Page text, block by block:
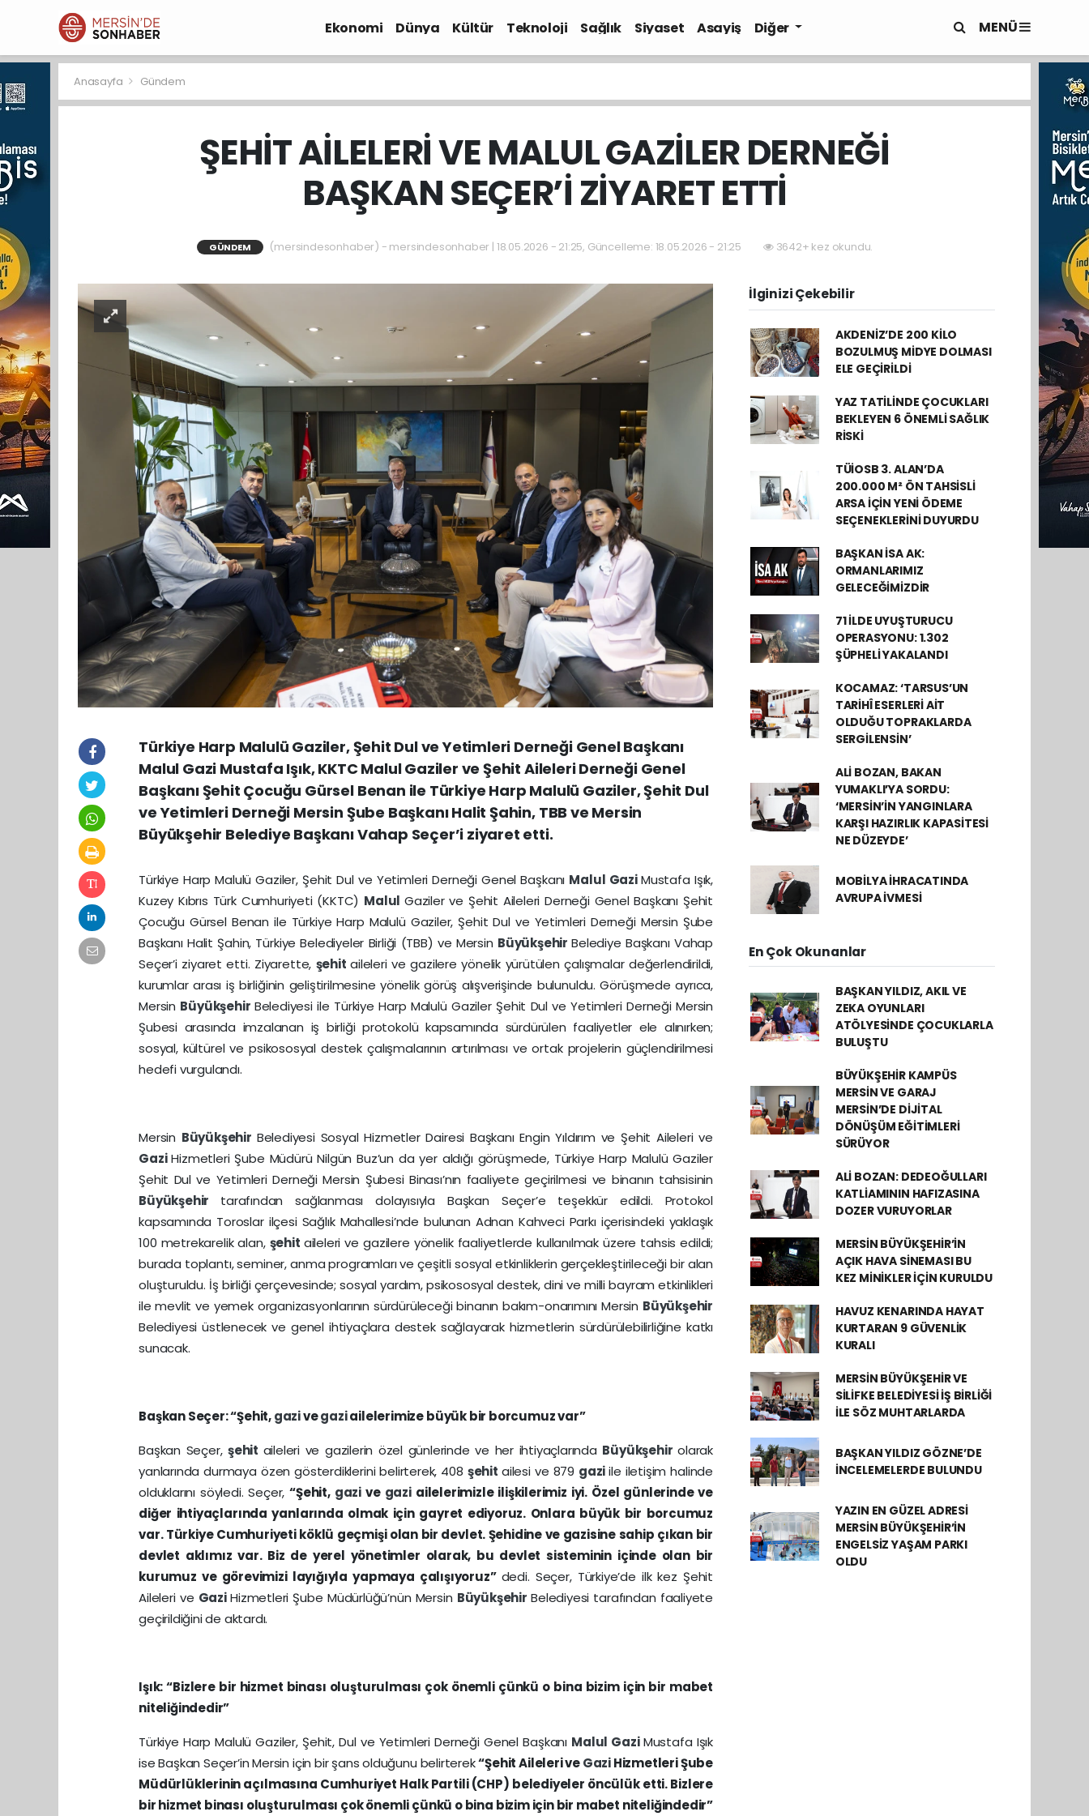
Ekonomi Dünya Kültür Teknoloji Sağlık Siyaset Asayiş Diğer MENÜ
Anasayfa Gündem
ŞEHİT AİLELERİ VE MALUL GAZİLER DERNEĞİ
BAŞKAN SEÇER’İ ZİYARET ETTİ
GÜNDEM (mersindesonhaber) - mersindesonhaber | 18.05.2026 - 21:25, Güncelleme: 18.05.2026 - 21:25 3642+ kez okundu.
Türkiye Harp Malulü Gaziler, Şehit Dul ve Yetimleri Derneği Genel Başkanı
Malul Gazi Mustafa Işık, KKTC Malul Gaziler ve Şehit Aileleri Derneği Genel
Başkanı Şehit Çocuğu Gürsel Benan ile Türkiye Harp Malulü Gaziler, Şehit Dul
ve Yetimleri Derneği Mersin Şube Başkanı Halit Şahin, TBB ve Mersin
Büyükşehir Belediye Başkanı Vahap Seçer’i ziyaret etti.
Türkiye Harp Malulü Gaziler, Şehit Dul ve Yetimleri Derneği Genel Başkanı Malul GaziMustafa Işık,
Kuzey Kıbrıs Türk Cumhuriyeti (KKTC) Malul Gaziler ve Şehit Aileleri Derneği Genel Başkanı Şehit
Çocuğu Gürsel Benan ile Türkiye Harp Malulü Gaziler, Şehit Dul ve Yetimleri Derneği Mersin Şube
Başkanı Halit Şahin, Türkiye Belediyeler Birliği (TBB) ve Mersin BüyükşehirBelediye Başkanı Vahap
Seçer’i ziyaret etti. Ziyarette, şehitaileleri ve gazilere yönelik yürütülen çalışmalar değerlendirildi,
kurumlar arası iş birliğinin geliştirilmesine yönelik görüş alışverişinde bulunuldu. Görüşmede ayrıca,
Mersin Büyükşehir Belediyesi ile Türkiye Harp Malulü Gaziler Şehit Dul ve Yetimleri Derneği Mersin
Şubesi arasında imzalanan iş birliği protokolü kapsamında sürdürülen faaliyetler ele alınırken;
sosyal, kültürel ve psikososyal destek çalışmalarının artırılması ve ortak projelerin güçlendirilmesi
hedefi vurgulandı.
Mersin Büyükşehir Belediyesi Sosyal Hizmetler Dairesi Başkanı Engin Yıldırım ve Şehit Aileleri ve
GaziHizmetleri Şube Müdürü Nilgün Buz’un da yer aldığı görüşmede, Türkiye Harp Malulü Gaziler
Şehit Dul ve Yetimleri Derneği Mersin Şubesi Binası’nın faaliyete geçirilmesi ve binanın tahsisinin
Büyükşehir tarafından sağlanması dolayısıyla Başkan Seçer’e teşekkür edildi. Protokol
kapsamında Toroslar ilçesi Sağlık Mahallesi’nde bulunan Adnan Kahveci Parkı içerisindeki yaklaşık
100 metrekarelik alan, şehit aileleri ve gazilere yönelik faaliyetlerde kullanılmak üzere tahsis edildi;
burada toplantı, seminer, anma programları ve çeşitli sosyal etkinliklerin gerçekleştirileceği bir alan
oluşturuldu. İş birliği çerçevesinde; sosyal yardım, psikososyal destek, dini ve milli bayram etkinlikleri
ile mevlit ve yemek organizasyonlarının sürdürüleceği binanın bakım-onarımını Mersin Büyükşehir
Belediyesi üstlenecek ve genel ihtiyaçlara destek sağlayarak hizmetlerin sürdürülebilirliğine katkı
sunacak.
Başkan Seçer: “Şehit,gazivegaziailelerimize büyük bir borcumuz var”
Başkan Seçer, şehit aileleri ve gazilerin özel günlerinde ve her ihtiyaçlarında Büyükşehirolarak
yanlarında durmaya özen gösterdiklerini belirterek, 408 şehit ailesi ve 879 gaziile iletişim halinde
olduklarını söyledi. Seçer,“Şehit, gazive gazi ailelerimizle ilişkilerimiz iyi. Özel günlerinde ve
diğer ihtiyaçlarında yanlarında olmak için gayret ediyoruz. Onlara büyük bir borcumuz
var. Türkiye Cumhuriyeti köklü geçmişi olan bir devlet. Şehidine ve gazisine sahip çıkan bir
devlet aklımız var. Biz de yerel yönetimler olarak, bu devlet sisteminin içinde olan bir
kurumuz ve görevimizi layığıyla yapmaya çalışıyoruz” dedi. Seçer, Türkiye’de ilk kez Şehit
Aileleri ve GaziHizmetleri Şube Müdürlüğü’nün Mersin BüyükşehirBelediyesi tarafından faaliyete
geçirildiğini de aktardı.
Işık: “Bizlere bir hizmet binası oluşturulması çok önemli çünkü o bina bizim için bir mabet
niteliğindedir”
Türkiye Harp Malulü Gaziler, Şehit, Dul ve Yetimleri Derneği Genel Başkanı Malul GaziMustafa Işık
ise Başkan Seçer’in Mersin için bir şans olduğunu belirterek“Şehit Aileleri veGaziHizmetleri Şube
Müdürlüklerinin açılmasına Cumhuriyet Halk Partili (CHP) belediyeler öncülük etti. Bizlere
bir hizmet binası oluşturulması çok önemli çünkü o bina bizim için bir mabet niteliğindedir”
İlginizi Çekebilir
AKDENİZ’DE 200 KİLO
BOZULMUŞ MİDYE DOLMASI
ELE GEÇİRİLDİ
YAZ TATİLİNDE ÇOCUKLARI
BEKLEYEN 6 ÖNEMLİ SAĞLIK
RİSKİ
TÜİOSB 3. ALAN’DA
200.000 M² ÖN TAHSİSLİ
ARSA İÇİN YENİ ÖDEME
SEÇENEKLERİNİ DUYURDU
BAŞKAN İSA AK:
ORMANLARIMIZ
GELECEĞİMİZDİR
71 İLDE UYUŞTURUCU
OPERASYONU: 1.302
ŞÜPHELİ YAKALANDI
KOCAMAZ: ‘TARSUS’UN
TARİHÎ ESERLERİ AİT
OLDUĞU TOPRAKLARDA
SERGİLENSİN’
ALİ BOZAN, BAKAN
YUMAKLI’YA SORDU:
‘MERSİN’İN YANGINLARA
KARŞI HAZIRLIK KAPASİTESİ
NE DÜZEYDE’
MOBİLYA İHRACATINDA
AVRUPA İVMESİ
En Çok Okunanlar
BAŞKAN YILDIZ, AKIL VE
ZEKA OYUNLARI
ATÖLYESİNDE ÇOCUKLARLA
BULUŞTU
BÜYÜKŞEHİR KAMPÜS
MERSİN VE GARAJ
MERSİN’DE DİJİTAL
DÖNÜŞÜM EĞİTİMLERİ
SÜRÜYOR
ALİ BOZAN: DEDEOĞULLARI
KATLİAMININ HAFIZASINA
DOZER VURUYORLAR
MERSİN BÜYÜKŞEHİR’İN
AÇIK HAVA SİNEMASI BU
KEZ MİNİKLER İÇİN KURULDU
HAVUZ KENARINDA HAYAT
KURTARAN 9 GÜVENLİK
KURALI
MERSİN BÜYÜKŞEHİR VE
SİLİFKE BELEDİYESİ İŞ BİRLİĞİ
İLE SÖZ MUHTARLARDA
BAŞKAN YILDIZ GÖZNE’DE
İNCELEMELERDE BULUNDU
YAZIN EN GÜZEL ADRESİ
MERSİN BÜYÜKŞEHİR’İN
ENGELSİZ YAŞAM PARKI
OLDU